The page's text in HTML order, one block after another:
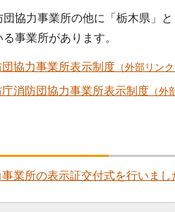
協力事業所の他に「栃木県」
事業所があります。
協力事業所表示制度 （外部リンク
消防団協力事業所表示制度 （外
業所の表示証交付式を行いまし